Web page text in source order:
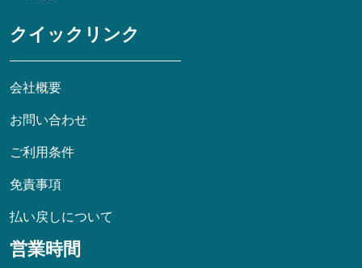
クイックリンク
会社概要
お問い合わせ
ご利用条件
免責事項
払い戻しについて
営業時間